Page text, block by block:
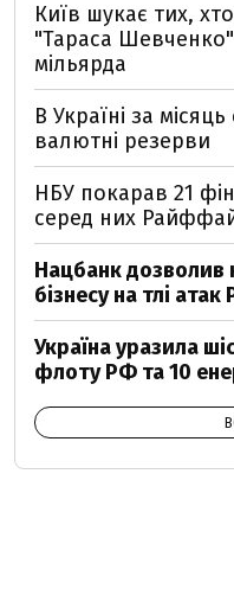
Київ шукає тих,
"Тараса
мільярда
В Україні за
валютні резерви
НБУ покарав 21
серед них
Нацбанк дозволив
бізнесу на тлі
Україна уразила
флоту РФ та 10